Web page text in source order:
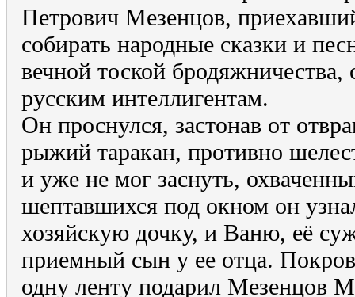
Петрович Мезенцов,
собирать народные сказки и
вечной тоской бродяжничества,
русским интеллигентам.
Он проснулся, застонав от
рыжий таракан, противно
и уже не мог заснуть,
шептавшихся под окном он
хозяйскую дочку, и Ваню, её
приемный сын у ее отца.
одну ленту подарил Мезенцов